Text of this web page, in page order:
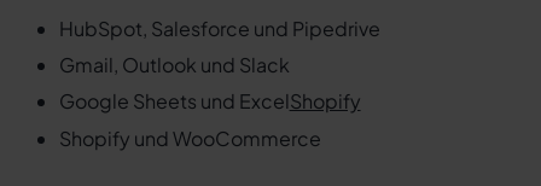
HubSpot, Salesforce und Pipedrive
Gmail, Outlook und Slack
Google Sheets und ExcelShopify
Shopify und WooCommerce